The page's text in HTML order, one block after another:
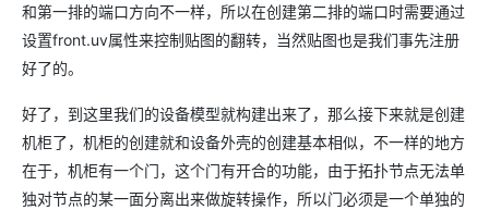
和第一排的端口方向不一样，所以在创建第二排的端口时需要通过
设置front.uv属性来控制贴图的翻转，当然贴图也是我们事先注册
好了的。
好了，到这里我们的设备模型就构建出来了，那么接下来就是创建
机柜了，机柜的创建就和设备外壳的创建基本相似，不一样的地方
在于，机柜有一个门，这个门有开合的功能，由于拓扑节点无法单
独对节点的某一面分离出来做旋转操作，所以门必须是一个单独的